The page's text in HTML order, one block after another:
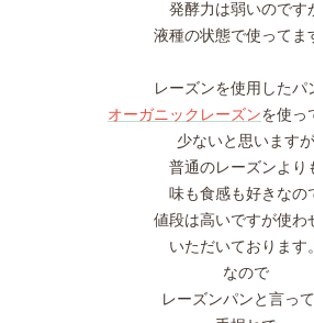
発酵力は弱いのです
液種の状態で使ってま
レーズンを使用したパ
オーガニックレーズンを使っ
少ないと思いますが
普通のレーズンより
味も食感も好きなの
値段は高いですが使わ
いただいております。
なので
レーズンパンと言っ